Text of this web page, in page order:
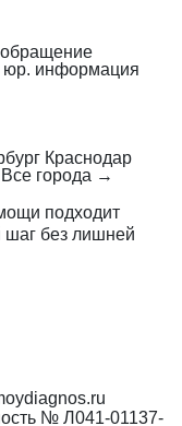
обращение
юр. информация
Краснодар
Все города →
подходит
шаг без лишней
№ Л041-01137-